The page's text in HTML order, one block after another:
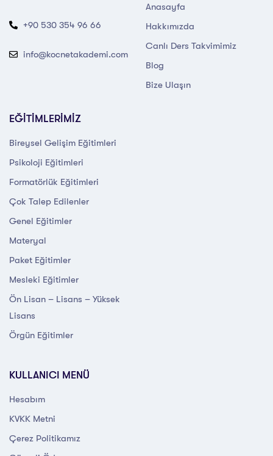
+90 530 354 96 66
info@kocnetakademi.com
Anasayfa
Hakkımızda
Canlı Ders Takvimimiz
Blog
Bize Ulaşın
EĞİTİMLERİMİZ
Bireysel Gelişim Eğitimleri
Psikoloji Eğitimleri
Formatörlük Eğitimleri
Çok Talep Edilenler
Genel Eğitimler
Materyal
Paket Eğitimler
Mesleki Eğitimler
Ön Lisan – Lisans – Yüksek
Lisans
Örgün Eğitimler
KULLANICI MENÜ
Hesabım
KVKK Metni
Çerez Politikamız